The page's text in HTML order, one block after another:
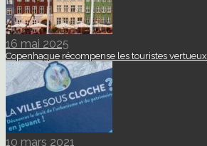
16 mai 2025
Copenhague récompense les touristes vertueux
10 mars 2021